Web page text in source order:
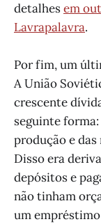
detalhesem
Lavrapalavra.
Por fim, um
A União
crescente
seguinte
produção e
Disso era
depósitos e
não tinham
um